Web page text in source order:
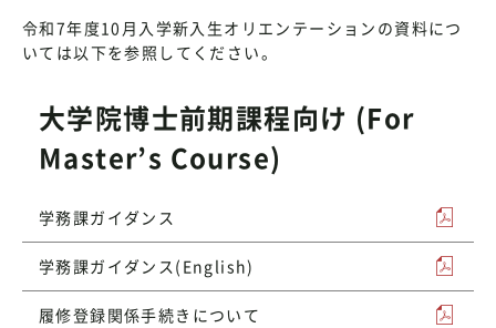
令和7年度10月入学新入生オリエンテーションの資料につ
いては以下を参照してください。
大学院博士前期課程向け (For
Master’s Course)
学務課ガイダンス
学務課ガイダンス(English)
履修登録関係手続きについて